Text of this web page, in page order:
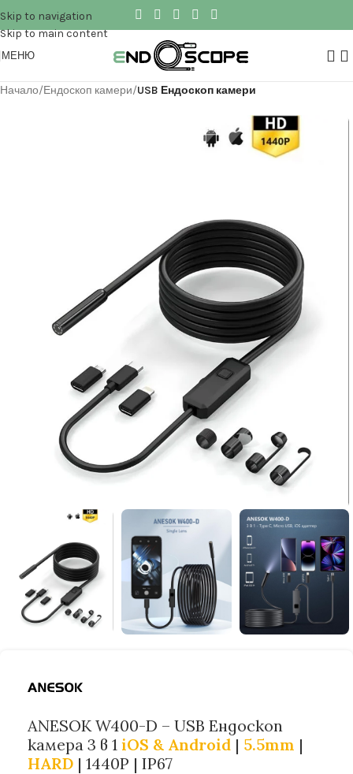
Skip to navigation
Skip to main content
МЕНЮ
Начало Ендоскоп камери USB Ендоскоп камери
ANESOK W400-D – USB Ендоскоп
камера 3 в 1 iOS & Android | 5.5mm |
HARD | 1440P | IP67